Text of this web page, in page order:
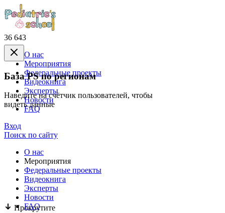
36 643
База PS по регионам
Наведите на счётчик пользователей, чтобы
видеть данные
Прокрутите
О нас
Mероприятия
Федеральные проекты
Видеокнига
Эксперты
Новости
FAQ
Вход
Поиск по сайту
О нас
Mероприятия
Федеральные проекты
Видеокнига
Эксперты
Новости
FAQ